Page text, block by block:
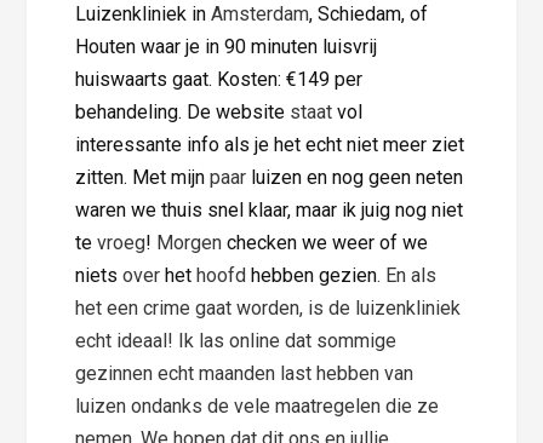
Luizenkliniek inAmsterdam, Schiedam, of
Houten waar je in 90 minuten luisvrij
huiswaarts gaat. Kosten: €149 per
behandeling. De website staat vol
interessante info als je het echt niet meer ziet
zitten. Met mijnpaar luizen en nog geen neten
waren we thuis snel klaar, maar ik juig nog niet
tevroeg! Morgen checken we weer of we
nietsover hethoofd hebben gezien. En als
het een crime gaat worden, is de luizenkliniek
echt ideaal! Ik las online dat sommige
gezinnen echt maanden last hebben van
luizen ondanks de vele maatregelen die ze
nemen. We hopen dat dit ons en jullie